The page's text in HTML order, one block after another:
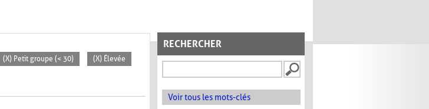
RECHERCHER
Voir tous les mots-clés
(X) Petit groupe (< 30) (X) Élevée